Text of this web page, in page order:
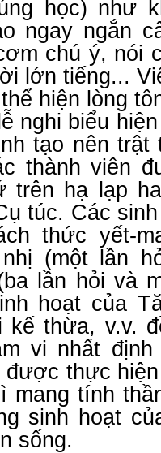
học) như
ngay ngắn
chú ý, nói
lớn tiếng...
hiện lòng
nghi biểu
tạo nên trật
thành viên
trên hạ lạp
túc. Các
thức yết-
(một lần
lần hỏi và
hoạt của
kế thừa, v.v.
vi nhất
thực
mang tính
sinh hoạt
sống.